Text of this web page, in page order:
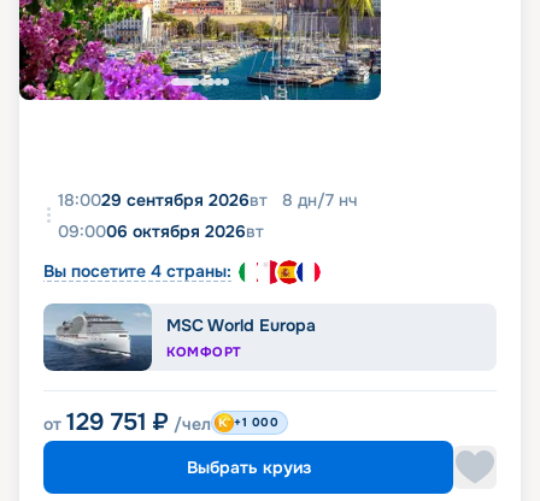
18:0029 сентября 2026вт 8 дн/7 нч
09:0006 октября 2026вт
Вы посетите 4 страны:
MSC World Europa
КОМФОРТ
от 129 751 ₽ /чел +1 000
Выбрать круиз